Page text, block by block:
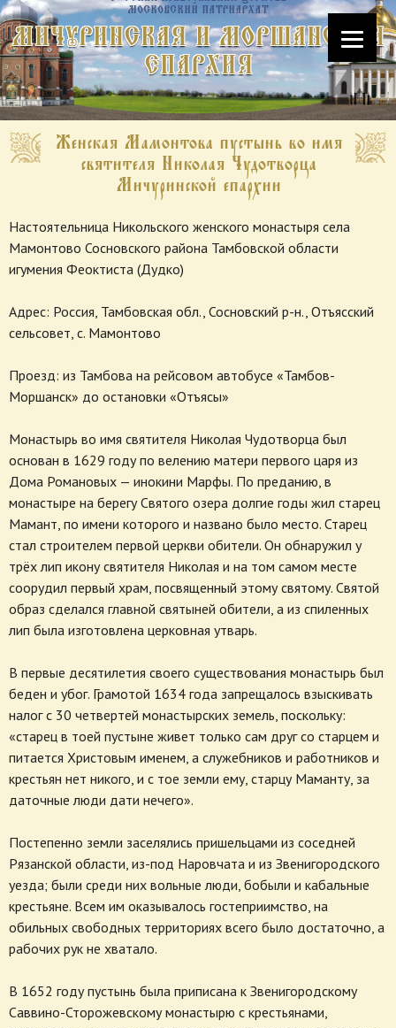
МОСКОВСКИЙ ПАТРИАРХАТ
МИЧУРИНСКАЯ И МОРШАНСКАЯ
ЕПАРХИЯ
Женская Мамонтова пустынь во имя
святителя Николая Чудотворца
Мичуринской епархии
Настоятельница Никольского женского монастыря села
Мамонтово Сосновского района Тамбовской области
игумения Феоктиста (Дудко)
Адрес: Россия, Тамбовская обл., Сосновский р-н., Отъясский
сельсовет, с. Мамонтово
Проезд: из Тамбова на рейсовом автобусе «Тамбов-
Моршанск» до остановки «Отъясы»
Монастырь во имя святителя Николая Чудотворца был
основан в 1629 году по велению матери первого царя из
Дома Романовых — инокини Марфы. По преданию, в
монастыре на берегу Святого озера долгие годы жил старец
Мамант, по имени которого и названо было место. Старец
стал строителем первой церкви обители. Он обнаружил у
трёх лип икону святителя Николая и на том самом месте
соорудил первый храм, посвященный этому святому. Святой
образ сделался главной святыней обители, а из спиленных
лип была изготовлена церковная утварь.
В первые десятилетия своего существования монастырь был
беден и убог. Грамотой 1634 года запрещалось взыскивать
налог с 30 четвертей монастырских земель, поскольку:
«старец в тоей пустыне живет только сам друг со старцем и
питается Христовым именем, а служебников и работников и
крестьян нет никого, и с тое земли ему, старцу Маманту, за
даточные люди дати нечего».
Постепенно земли заселялись пришельцами из соседней
Рязанской области, из-под Наровчата и из Звенигородского
уезда; были среди них вольные люди, бобыли и кабальные
крестьяне. Всем им оказывалось гостеприимство, на
обильных свободных территориях всего было достаточно, а
рабочих рук не хватало.
В 1652 году пустынь была приписана к Звенигородскому
Саввино-Сторожевскому монастырю с крестьянами,